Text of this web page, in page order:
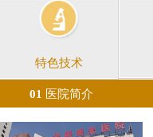
特色技术
01 医院简介